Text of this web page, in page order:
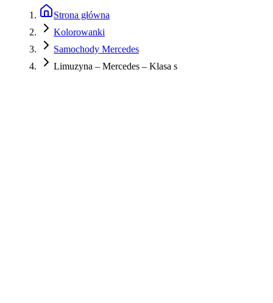
Strona główna
Kolorowanki
Samochody Mercedes
Limuzyna – Mercedes – Klasa s